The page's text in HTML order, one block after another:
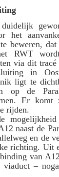
het
beweren,
RWT
via dit
in
ligt te
op de
Er
rijden.
mogelijkheid
naastde
en de
richting. Uit
van
–